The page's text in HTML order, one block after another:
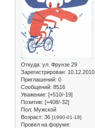
Откуда: ул. Фрунзе 29
Зарегистрирован: 10.12.2010
Приглашений: 0
Сообщений: 8516
Уважение: [+510/-19]
Позитив: [+408/-32]
Пол: Мужской
Возраст: 36 [1990-01-18]
Провел на форуме: